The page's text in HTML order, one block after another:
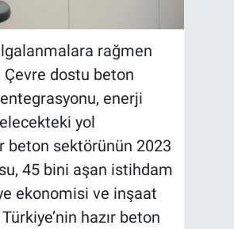
rağmen
dostu beton
enerji
yol
beton sektörünün 2023
45 bini aşan istihdam
ekonomisi ve inşaat
hazır beton